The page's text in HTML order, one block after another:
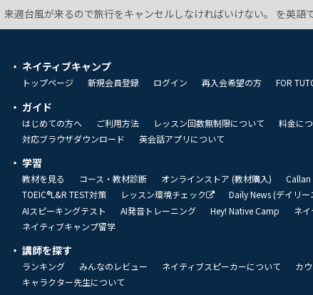
来週台風が来るので旅行をキャンセルしなければいけない。 を英語
ネイティブキャンプ
トップページ 新規会員登録 ログイン 再入会希望の方 FOR
ガイド
はじめての方へ ご利用方法 レッスン回数無制限について 料金に
対応ブラウザダウンロード
英会話アプリについて
学習
教材を見る コース・教材診断 オンラインストア (教材購入)
Callan
TOEIC®L&R TEST対策
レッスン環境チェック Daily News (デイリー
AIスピーキングテスト
AI発音トレーニング Hey! Native Camp ネ
ネイティブキャンプ留学
講師を探す
ランキング みんなのレビュー ネイティブスピーカーについて
カ
キャラクター先生について